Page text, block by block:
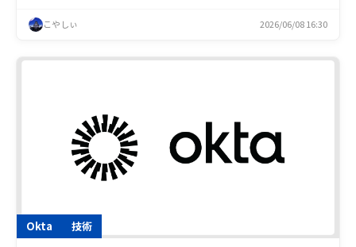
こやしぃ 2026/06/08 16:30
Okta 技術